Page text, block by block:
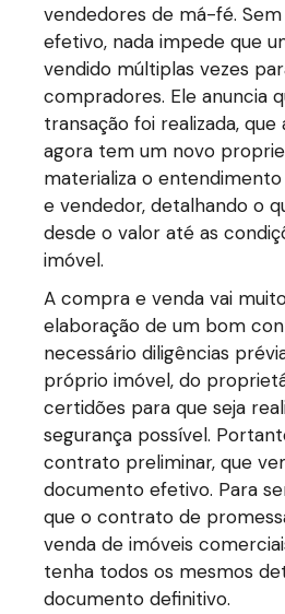
vendedores de má-fé.
efetivo, nada impede que
vendido múltiplas vezes
compradores. Ele anuncia
transação foi realizada, que
agora tem um novo
materializa o
e vendedor, detalhando o
desde o valor até as
imóvel.
A compra e venda vai
elaboração de um bom
necessário diligências
próprio imóvel, do
certidões para que seja
segurança possível.
contrato preliminar, que
documento efetivo. Para
que o contrato de
venda de imóveis
tenha todos os mesmos
documento definitivo.